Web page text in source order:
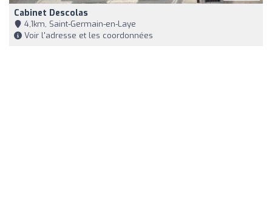
Cabinet Descolas
4,1km, Saint-Germain-en-Laye
Voir l'adresse et les coordonnées